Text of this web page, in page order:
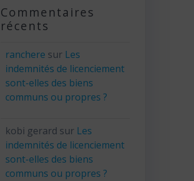
Commentaires
récents
ranchere sur Les
indemnités de licenciement
sont-elles des biens
communs ou propres ?
kobi gerard sur Les
indemnités de licenciement
sont-elles des biens
communs ou propres ?